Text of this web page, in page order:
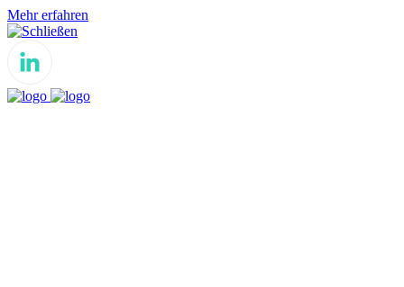
Mehr erfahren
Schließen